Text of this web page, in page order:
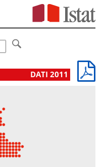
DATI 2011